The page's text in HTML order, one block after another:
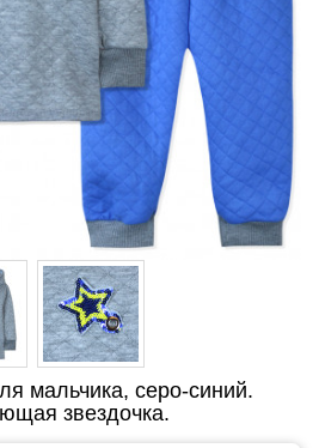
мальчика, серо-синий.
звездочка.